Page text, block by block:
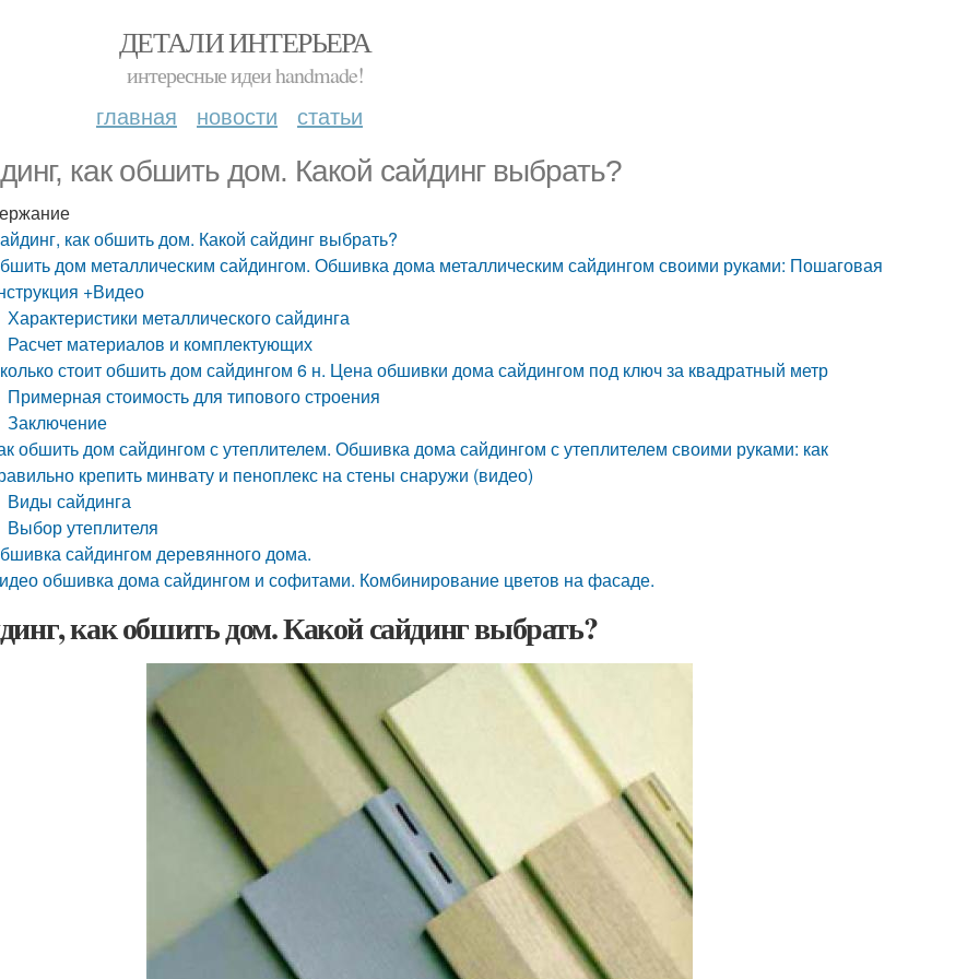
ДЕТАЛИ ИНТЕРЬЕРА
интересные идеи handmade!
главная новости статьи
как обшить дом. Какой сайдинг выбрать?
как обшить дом. Какой сайдинг выбрать?
дом металлическим сайдингом. Обшивка дома металлическим сайдингом своими руками: Пошаговая
+Видео
Характеристики металлического сайдинга
Расчет материалов и комплектующих
стоит обшить дом сайдингом 6 н. Цена обшивки дома сайдингом под ключ за квадратный метр
Примерная стоимость для типового строения
Заключение
обшить дом сайдингом с утеплителем. Обшивка дома сайдингом с утеплителем своими руками: как
крепить минвату и пеноплекс на стены снаружи (видео)
Виды сайдинга
Выбор утеплителя
сайдингом деревянного дома.
обшивка дома сайдингом и софитами. Комбинирование цветов на фасаде.
как обшить дом. Какой сайдинг выбрать?